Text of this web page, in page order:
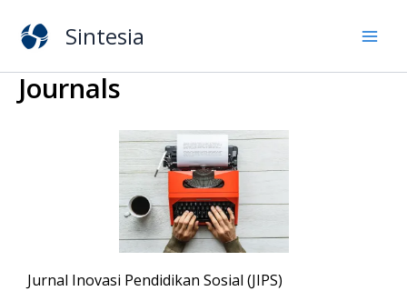
Sintesia
Journals
Jurnal Inovasi Pendidikan Sosial (JIPS)